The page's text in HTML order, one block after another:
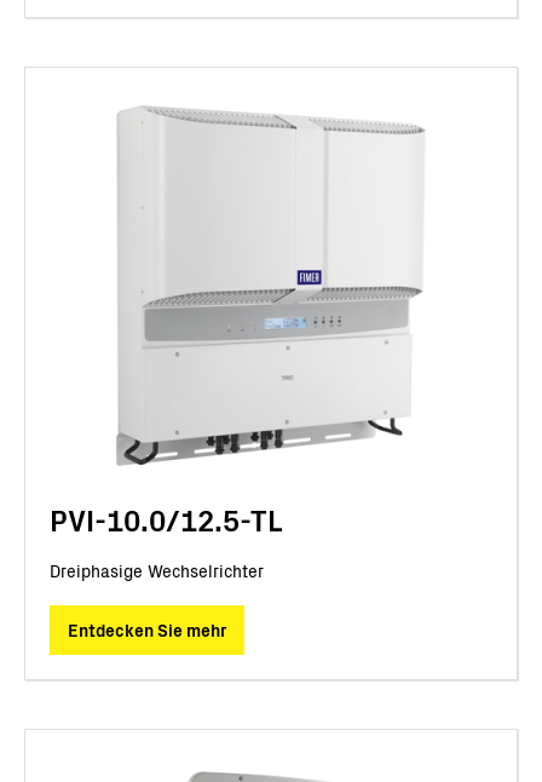
PVI-10.0/12.5-TL
Dreiphasige Wechselrichter
Entdecken Sie mehr